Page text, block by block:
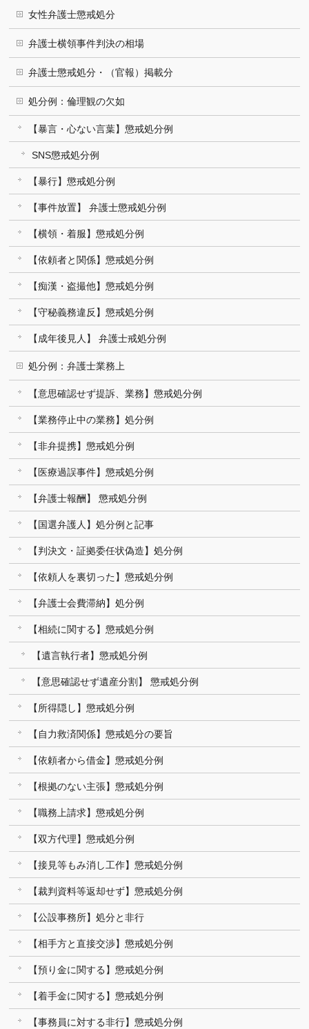
女性弁護士懲戒処分
弁護士横領事件判決の相場
弁護士懲戒処分・（官報）掲載分
処分例：倫理観の欠如
【暴言・心ない言葉】懲戒処分例
SNS懲戒処分例
【暴行】懲戒処分例
【事件放置】 弁護士懲戒処分例
【横領・着服】懲戒処分例
【依頼者と関係】懲戒処分例
【痴漢・盗撮他】懲戒処分例
【守秘義務違反】懲戒処分例
【成年後見人】 弁護士戒処分例
処分例：弁護士業務上
【意思確認せず提訴、業務】懲戒処分例
【業務停止中の業務】処分例
【非弁提携】懲戒処分例
【医療過誤事件】懲戒処分例
【弁護士報酬】 懲戒処分例
【国選弁護人】処分例と記事
【判決文・証拠委任状偽造】処分例
【依頼人を裏切った】懲戒処分例
【弁護士会費滞納】処分例
【相続に関する】懲戒処分例
【遺言執行者】懲戒処分例
【意思確認せず遺産分割】 懲戒処分例
【所得隠し】懲戒処分例
【自力救済関係】懲戒処分の要旨
【依頼者から借金】懲戒処分例
【根拠のない主張】懲戒処分例
【職務上請求】懲戒処分例
【双方代理】懲戒処分例
【接見等もみ消し工作】懲戒処分例
【裁判資料等返却せず】懲戒処分例
【公設事務所】処分と非行
【相手方と直接交渉】懲戒処分例
【預り金に関する】懲戒処分例
【着手金に関する】懲戒処分例
【事務員に対する非行】懲戒処分例